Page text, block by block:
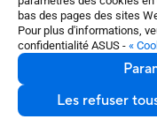
bas des pages des sites
Pour plus d'informations,
confidentialité ASUS - «
Les refuser
Modifiez le contenu
Enregistrer] pour